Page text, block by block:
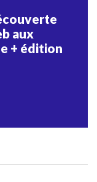
aux
+ édition